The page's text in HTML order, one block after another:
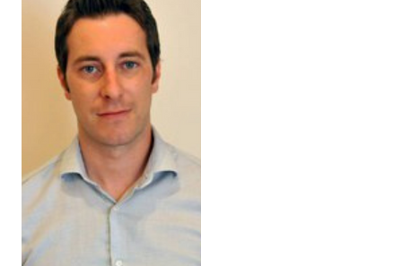
Vivere
Mordano
PNRR
Servizi
on-
line